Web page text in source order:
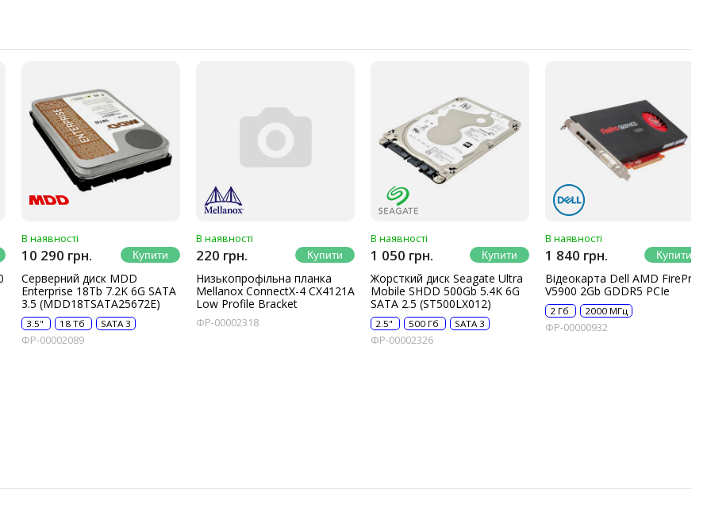
В наявності
10 290 грн.
Серверний диск MDD
Enterprise 18Tb 7.2K 6G SATA
3.5 (MDD18TSATA25672E)
3.5" 18 Тб SATA 3
ФР-00002089
В наявності
220 грн.
Низькопрофільна планка
Mellanox ConnectX-4 CX4121A
Low Profile Bracket
ФР-00002318
В наявності
1 050 грн.
Жорсткий диск Seagate Ultra
Mobile SHDD 500Gb 5.4K 6G
SATA 2.5 (ST500LX012)
2.5" 500 Гб SATA 3
ФР-00002326
В наявності
1 840 грн.
Відеокарта Dell AMD FirePro
V5900 2Gb GDDR5 PCIe
2 Гб 2000 МГц
ФР-00000932